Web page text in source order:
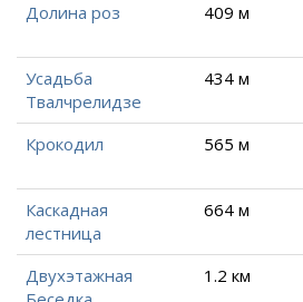
Долина роз 409 м
Усадьба
Твалчрелидзе
434 м
Крокодил 565 м
Каскадная
лестница
664 м
Двухэтажная
1.2 км